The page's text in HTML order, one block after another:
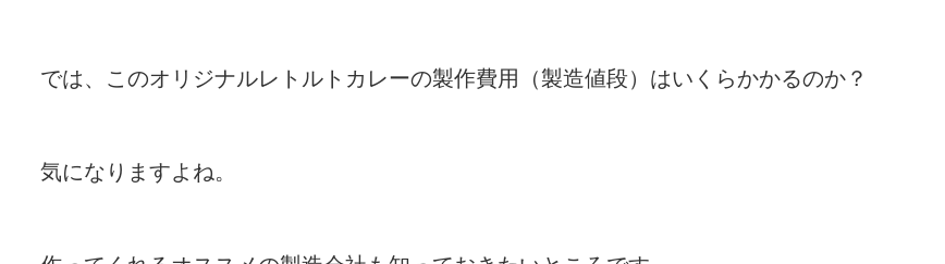
では、このオリジナルレトルトカレーの製作費用（製造値段）はいくらかかるのか？
気になりますよね。